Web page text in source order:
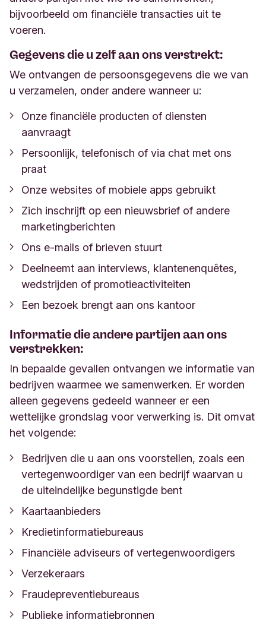
bijvoorbeeld om financiële transacties uit te
voeren.
Gegevens die u zelf aan ons verstrekt:
We ontvangen de persoonsgegevens die we van
u verzamelen, onder andere wanneer u:
Onze financiële producten of diensten
aanvraagt
Persoonlijk, telefonisch of via chat met ons
praat
Onze websites of mobiele apps gebruikt
Zich inschrijft op een nieuwsbrief of andere
marketingberichten
Ons e-mails of brieven stuurt
Deelneemt aan interviews, klantenenquêtes,
wedstrijden of promotieactiviteiten
Een bezoek brengt aan ons kantoor
Informatie die andere partijen aan ons
verstrekken:
In bepaalde gevallen ontvangen we informatie van
bedrijven waarmee we samenwerken. Er worden
alleen gegevens gedeeld wanneer er een
wettelijke grondslag voor verwerking is. Dit omvat
het volgende:
Bedrijven die u aan ons voorstellen, zoals een
vertegenwoordiger van een bedrijf waarvan u
de uiteindelijke begunstigde bent
Kaartaanbieders
Kredietinformatiebureaus
Financiële adviseurs of vertegenwoordigers
Verzekeraars
Fraudepreventiebureaus
Publieke informatiebronnen